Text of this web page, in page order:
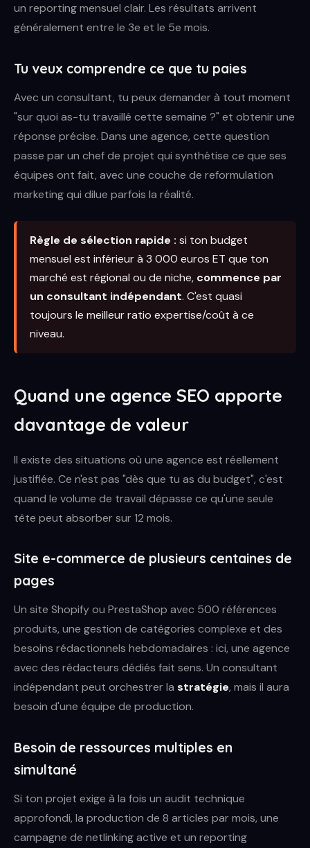
un reporting mensuel clair. Les résultats arrivent
généralement entre le 3e et le 5e mois.
Tu veux comprendre ce que tu paies
Avec un consultant, tu peux demander à tout moment
"sur quoi as-tu travaillé cette semaine ?" et obtenir une
réponse précise. Dans une agence, cette question
passe par un chef de projet qui synthétise ce que ses
équipes ont fait, avec une couche de reformulation
marketing qui dilue parfois la réalité.
Règle de sélection rapide : si ton budget
mensuel est inférieur à 3 000 euros ET que ton
marché est régional ou de niche, commence par
un consultant indépendant. C'est quasi
toujours le meilleur ratio expertise/coût à ce
niveau.
Quand une agence SEO apporte
davantage de valeur
Il existe des situations où une agence est réellement
justifiée. Ce n'est pas "dès que tu as du budget", c'est
quand le volume de travail dépasse ce qu'une seule
tête peut absorber sur 12 mois.
Site e-commerce de plusieurs centaines de
pages
Un site Shopify ou PrestaShop avec 500 références
produits, une gestion de catégories complexe et des
besoins rédactionnels hebdomadaires : ici, une agence
avec des rédacteurs dédiés fait sens. Un consultant
indépendant peut orchestrer la stratégie, mais il aura
besoin d'une équipe de production.
Besoin de ressources multiples en
simultané
Si ton projet exige à la fois un audit technique
approfondi, la production de 8 articles par mois, une
campagne de netlinking active et un reporting